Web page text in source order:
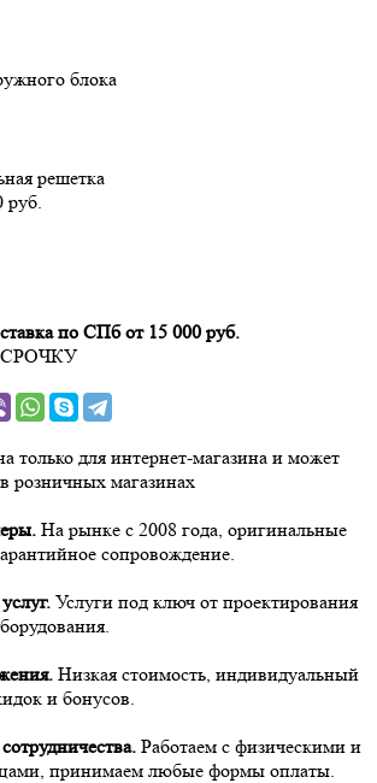
блока
решетка
руб.
по СПб от 15 000 руб.
только для интернет-магазина и может
розничных магазинах
На рынке с 2008 года, оригинальные
сопровождение.
Услуги под ключ от проектирования
Низкая стоимость, индивидуальный
и бонусов.
Работаем с физическими и
принимаем любые формы оплаты.